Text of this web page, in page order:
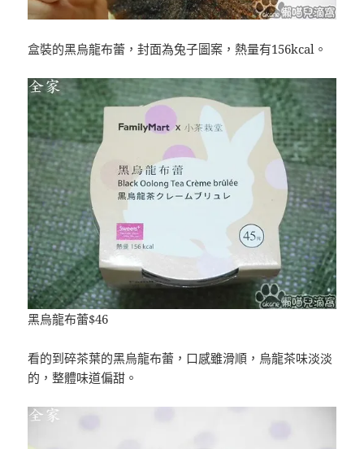
盒裝的黑烏龍布蕾，封面為兔子圖案，熱量有156kcal。
黑烏龍布蕾$46
看的到碎茶葉的黑烏龍布蕾，口感雖滑順，烏龍茶味淡淡
的，整體味道偏甜。